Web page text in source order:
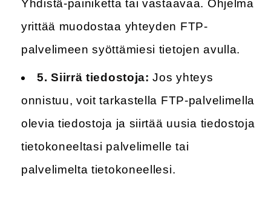
Yhdistä-painiketta tai vastaavaa. Ohjelma
yrittää muodostaa yhteyden FTP-
palvelimeen syöttämiesi tietojen avulla.
5. Siirrä tiedostoja: Jos yhteys
onnistuu, voit tarkastella FTP-palvelimella
olevia tiedostoja ja siirtää uusia tiedostoja
tietokoneeltasi palvelimelle tai
palvelimelta tietokoneellesi.